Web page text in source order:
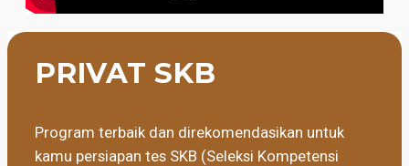
PRIVAT SKB
Program terbaik dan direkomendasikan untuk
kamu persiapan tes SKB (Seleksi Kompetensi